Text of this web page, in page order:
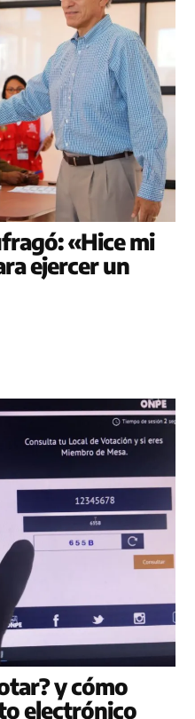
«Hice mi
ejercer un
y cómo
electrónico